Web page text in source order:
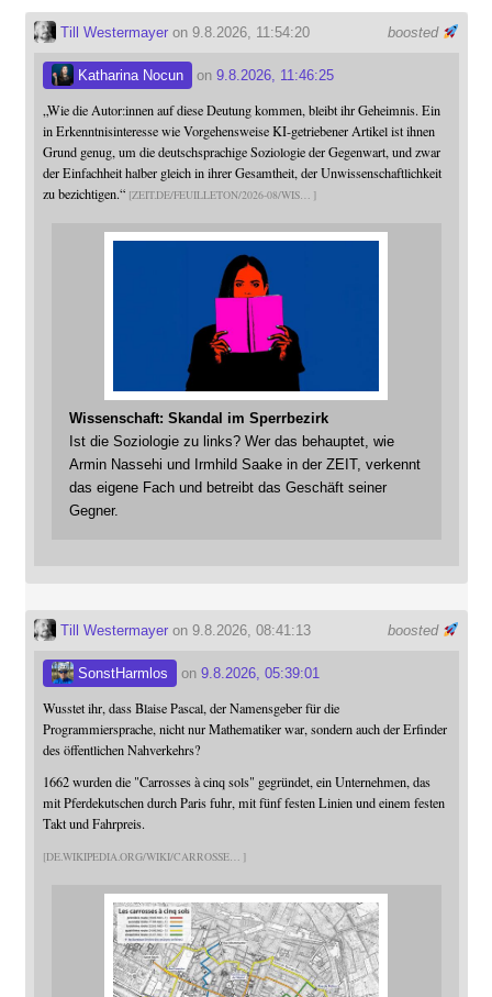
boosted
Till Westermayeron 9.8.2026, 11:54:20
Katharina Nocun on 9.8.2026, 11:46:25
„Wie die Autor:innen auf diese Deutung kommen, bleibt ihr Geheimnis. Ein
in Erkenntnisinteresse wie Vorgehensweise KI-getriebener Artikel ist ihnen
Grund genug, um die deutschsprachige Soziologie der Gegenwart, und zwar
der Einfachheit halber gleich in ihrer Gesamtheit, der Unwissenschaftlichkeit
zu bezichtigen.“ ZEIT.DE/FEUILLETON/2026-08/WIS
Wissenschaft: Skandal im Sperrbezirk
Ist die Soziologie zu links? Wer das behauptet, wie
Armin Nassehi und Irmhild Saake in der ZEIT, verkennt
das eigene Fach und betreibt das Geschäft seiner
Gegner.
boosted
Till Westermayeron 9.8.2026, 08:41:13
SonstHarmlos on 9.8.2026, 05:39:01
Wusstet ihr, dass Blaise Pascal, der Namensgeber für die
Programmiersprache, nicht nur Mathematiker war, sondern auch der Erfinder
des öffentlichen Nahverkehrs?
1662 wurden die "Carrosses à cinq sols" gegründet, ein Unternehmen, das
mit Pferdekutschen durch Paris fuhr, mit fünf festen Linien und einem festen
Takt und Fahrpreis.
DE.WIKIPEDIA.ORG/WIKI/CARROSSE